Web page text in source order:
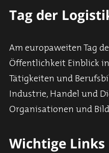
Tag der
Am europaweiten Tag
Öffentlichkeit Einblick
Tätigkeiten und
Industrie, Handel und
Organisationen und
Wichtige Links